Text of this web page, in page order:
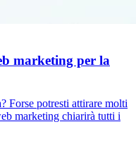
marketing per la
Forse potresti attirare molti
marketing chiarirà tutti i